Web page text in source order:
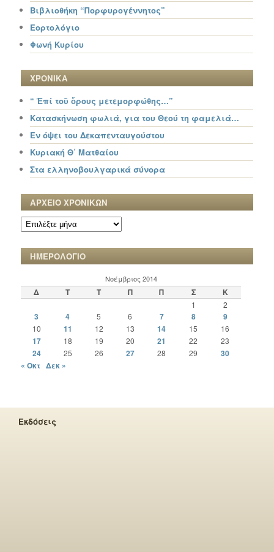
Βιβλιοθήκη “Πορφυρογέννητος”
Εορτολόγιο
Φωνή Κυρίου
ΧΡΟΝΙΚΑ
“ Ἐπί τοῦ ὄρους μετεμορφώθης…”
Κατασκήνωση φωλιά, για του Θεού τη φαμελιά…
Εν όψει του Δεκαπενταυγούστου
Κυριακή Θ΄ Ματθαίου
Στα ελληνοβουλγαρικά σύνορα
ΑΡΧΕΙΟ ΧΡΟΝΙΚΩΝ
ΑΡΧΕΙΟ
ΧΡΟΝΙΚΩΝ
ΗΜΕΡΟΛΟΓΙΟ
Νοέμβριος 2014
Δ Τ Τ Π Π Σ Κ
1 2
3 4 5 6 7 8 9
10 11 12 13 14 15 16
17 18 19 20 21 22 23
24 25 26 27 28 29
30
« Οκτ Δεκ »
Εκδόσεις